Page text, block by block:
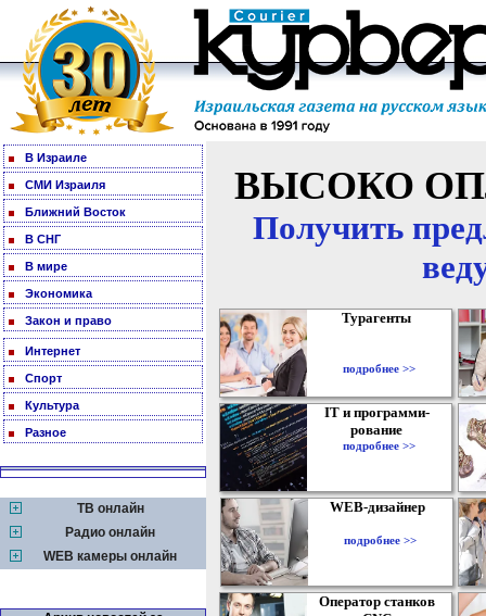
В Израиле
СМИ Израиля
Ближний Восток
В СНГ
В мире
Экономика
Закон и право
Интернет
Спорт
Культура
Разное
ТВ онлайн
Радио онлайн
WEB камеры онлайн
ВЫСОКО
Получить
Турагенты
подробнее >>
IT и программи-
рование
подробнее >>
WEB-дизайнер
подробнее >>
Оператор станков